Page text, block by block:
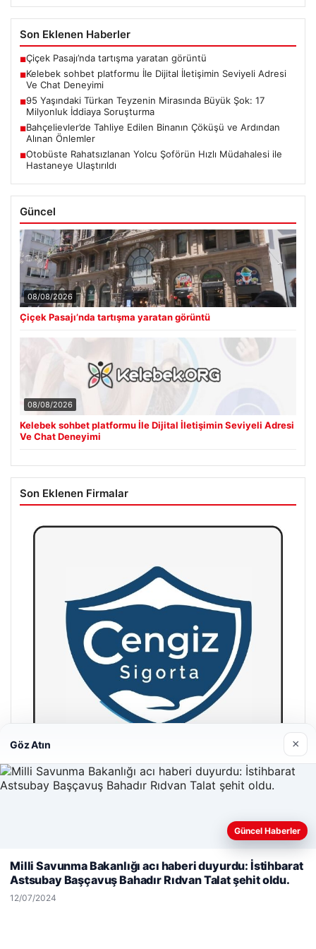
Son Eklenen Haberler
■Çiçek Pasajı’nda tartışma yaratan görüntü
■Kelebek sohbet platformu İle Dijital İletişimin Seviyeli Adresi
Ve Chat Deneyimi
■95 Yaşındaki Türkan Teyzenin Mirasında Büyük Şok: 17
Milyonluk İddiaya Soruşturma
■Bahçelievler’de Tahliye Edilen Binanın Çöküşü ve Ardından
Alınan Önlemler
■Otobüste Rahatsızlanan Yolcu Şoförün Hızlı Müdahalesi ile
Hastaneye Ulaştırıldı
Güncel
08/08/2026
Çiçek Pasajı’nda tartışma yaratan görüntü
08/08/2026
Kelebek sohbet platformu İle Dijital İletişimin Seviyeli Adresi
Ve Chat Deneyimi
Son Eklenen Firmalar
Web sitemizi nasıl kullandığınızı daha iyi anlayabilmek,
kullanıyoruz.Çerez Politikamız
Reddet Kabul Et
Göz Atın ×
Güncel Haberler
Milli Savunma Bakanlığı acı haberi duyurdu: İstihbarat
Astsubay Başçavuş Bahadır Rıdvan Talat şehit oldu.
12/07/2024